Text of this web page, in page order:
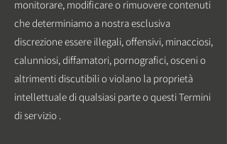
monitorare, modificare o rimuovere contenuti
che determiniamo a nostra esclusiva
discrezione essere illegali, offensivi, minacciosi,
calunniosi, diffamatori, pornografici, osceni o
altrimenti discutibili o violano la proprietà
intellettuale di qualsiasi parte o questi Termini
di servizio .